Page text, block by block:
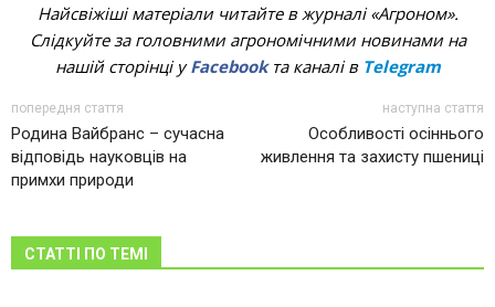
Найсвіжіші матеріали читайте в журналі «Агроном».
Слідкуйте за головними агрономічними новинами на
нашій сторінці уFacebookта каналі в Telegram
попередня стаття
Родина Вайбранс – сучасна
відповідь науковців на
примхи природи
наступна стаття
Особливості осіннього
живлення та захисту пшениці
СТАТТІ ПО ТЕМІ